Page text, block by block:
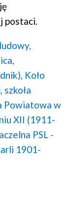
postaci.
Koło
szkoła
Powiatowa w
XII (1911-
PSL -
1901-